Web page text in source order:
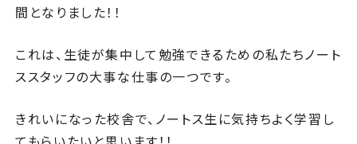
間となりました！！
これは、生徒が集中して勉強できるための私たちノート
ススタッフの大事な仕事の一つです。
きれいになった校舎で、ノートス生に気持ちよく学習し